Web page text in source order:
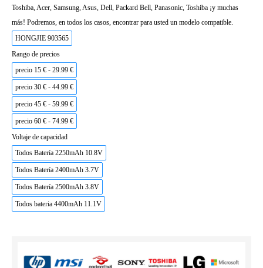
Toshiba, Acer, Samsung, Asus, Dell, Packard Bell, Panasonic, Toshiba ¡y muchas
más! Podremos, en todos los casos, encontrar para usted un modelo compatible.
HONGJIE 903565
Rango de precios
precio 15 € - 29.99 €
precio 30 € - 44.99 €
precio 45 € - 59.99 €
precio 60 € - 74.99 €
Voltaje de capacidad
Todos Batería 2250mAh 10.8V
Todos Batería 2400mAh 3.7V
Todos Batería 2500mAh 3.8V
Todos bateria 4400mAh 11.1V